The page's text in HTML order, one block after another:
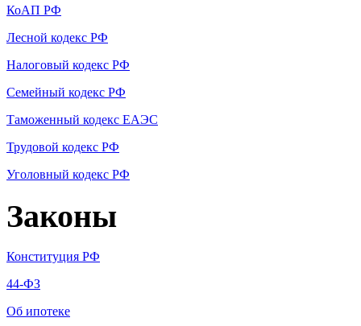
КоАП РФ
Лесной кодекс РФ
Налоговый кодекс РФ
Семейный кодекс РФ
Таможенный кодекс ЕАЭС
Трудовой кодекс РФ
Уголовный кодекс РФ
Законы
Конституция РФ
44-ФЗ
Об ипотеке